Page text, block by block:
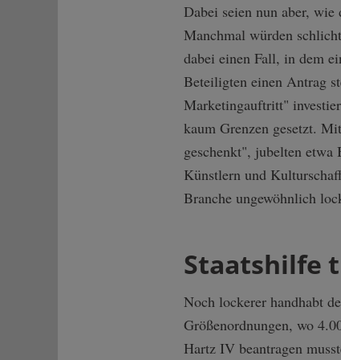
Dabei seien nun aber,
Manchmal würden
dabei einen Fall, in dem
Beteiligten einen Antrag
Marketingauftritt"
kaum Grenzen gesetzt.
geschenkt", jubelten etwa
Künstlern und
Branche ungewöhnlich
Staatshilfe
Noch lockerer handhabt
Größenordnungen, wo
Hartz IV beantragen